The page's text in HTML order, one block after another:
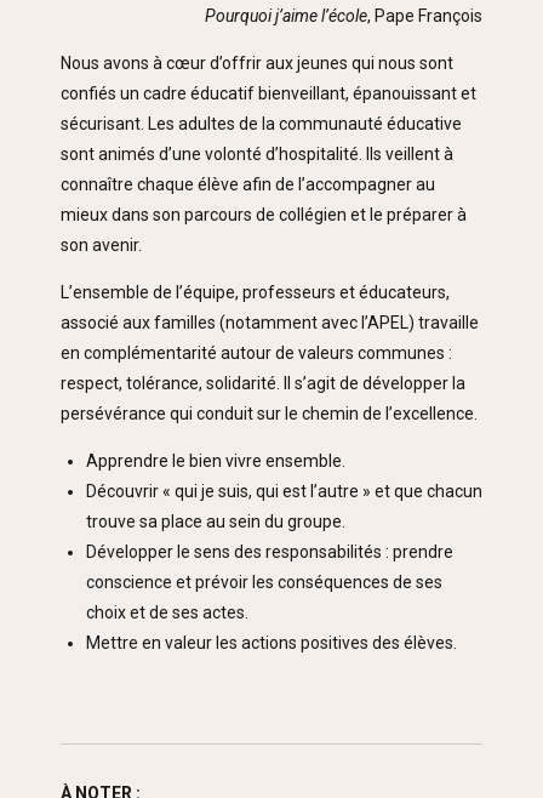
Pourquoi j’aime l’école, Pape François
Nous avons à cœur d’offrir aux jeunes qui nous sont
confiés un cadre éducatif bienveillant, épanouissant et
sécurisant. Les adultes de la communauté éducative
sont animés d’une volonté d’hospitalité. Ils veillent à
connaître chaque élève afin de l’accompagner au
mieux dans son parcours de collégien et le préparer à
son avenir.
L’ensemble de l’équipe, professeurs et éducateurs,
associé aux familles (notamment avec l’APEL) travaille
en complémentarité autour de valeurs communes :
respect, tolérance, solidarité. Il s’agit de développer la
persévérance qui conduit sur le chemin de l’excellence.
Apprendre le bien vivre ensemble.
Découvrir « qui je suis, qui est l’autre » et que chacun
trouve sa place au sein du groupe.
Développer le sens des responsabilités : prendre
conscience et prévoir les conséquences de ses
choix et de ses actes.
Mettre en valeur les actions positives des élèves.
À NOTER :